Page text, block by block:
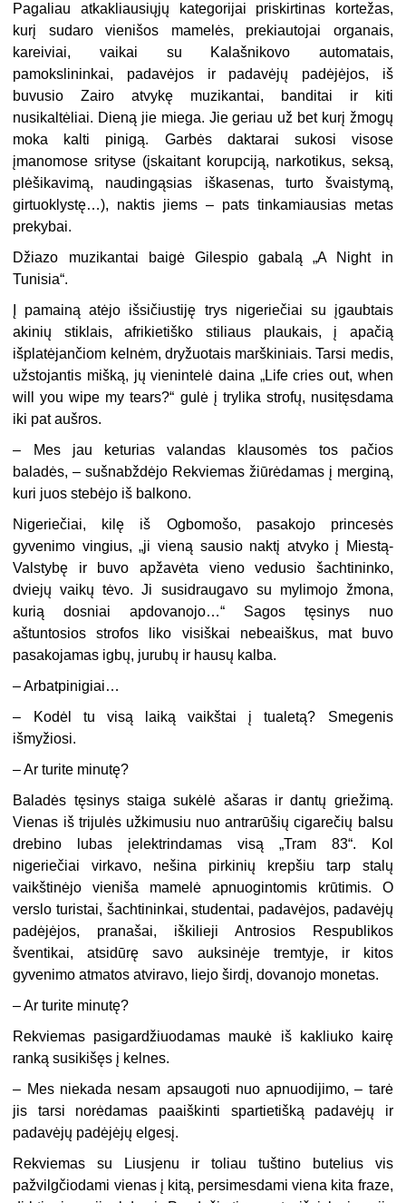
Pagaliau atkakliausiųjų kategorijai priskirtinas kortežas,
kurį sudaro vienišos mamelės, prekiautojai organais,
kareiviai, vaikai su Kalašnikovo automatais,
pamokslininkai, padavėjos ir padavėjų padėjėjos, iš
buvusio Zairo atvykę muzikantai, banditai ir kiti
nusikaltėliai. Dieną jie miega. Jie geriau už bet kurį žmogų
moka kalti pinigą. Garbės daktarai sukosi visose
įmanomose srityse (įskaitant korupciją, narkotikus, seksą,
plėšikavimą, naudingąsias iškasenas, turto švaistymą,
girtuoklystę…), naktis jiems – pats tinkamiausias metas
prekybai.
Džiazo muzikantai baigė Gilespio gabalą „A Night in
Tunisia“.
Į pamainą atėjo išsičiustiję trys nigeriečiai su įgaubtais
akinių stiklais, afrikietiško stiliaus plaukais, į apačią
išplatėjančiom kelnėm, dryžuotais marškiniais. Tarsi medis,
užstojantis mišką, jų vienintelė daina „Life cries out, when
will you wipe my tears?“ gulė į trylika strofų, nusitęsdama
iki pat aušros.
– Mes jau keturias valandas klausomės tos pačios
baladės, – sušnabždėjo Rekviemas žiūrėdamas į merginą,
kuri juos stebėjo iš balkono.
Nigeriečiai, kilę iš Ogbomošo, pasakojo princesės
gyvenimo vingius, „ji vieną sausio naktį atvyko į Miestą-
Valstybę ir buvo apžavėta vieno vedusio šachtininko,
dviejų vaikų tėvo. Ji susidraugavo su mylimojo žmona,
kurią dosniai apdovanojo…“ Sagos tęsinys nuo
aštuntosios strofos liko visiškai nebeaiškus, mat buvo
pasakojamas igbų, jurubų ir hausų kalba.
– Arbatpinigiai…
– Kodėl tu visą laiką vaikštai į tualetą? Smegenis
išmyžiosi.
– Ar turite minutę?
Baladės tęsinys staiga sukėlė ašaras ir dantų griežimą.
Vienas iš trijulės užkimusiu nuo antrarūšių cigarečių balsu
drebino lubas įelektrindamas visą „Tram 83“. Kol
nigeriečiai virkavo, nešina pirkinių krepšiu tarp stalų
vaikštinėjo vieniša mamelė apnuogintomis krūtimis. O
verslo turistai, šachtininkai, studentai, padavėjos, padavėjų
padėjėjos, pranašai, iškilieji Antrosios Respublikos
šventikai, atsidūrę savo auksinėje tremtyje, ir kitos
gyvenimo atmatos atviravo, liejo širdį, dovanojo monetas.
– Ar turite minutę?
Rekviemas pasigardžiuodamas maukė iš kakliuko kairę
ranką susikišęs į kelnes.
– Mes niekada nesam apsaugoti nuo apnuodijimo, – tarė
jis tarsi norėdamas paaiškinti spartietišką padavėjų ir
padavėjų padėjėjų elgesį.
Rekviemas su Liusjenu ir toliau tuštino butelius vis
pažvilgčiodami vienas į kitą, persimesdami viena kita fraze,